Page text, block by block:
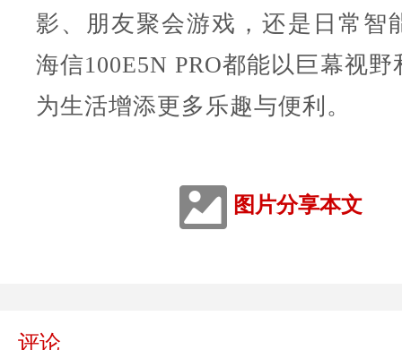
影、朋友聚会游戏，还是日常智
海信100E5N PRO都能以巨幕视
为生活增添更多乐趣与便利。
图片分享本文
评论